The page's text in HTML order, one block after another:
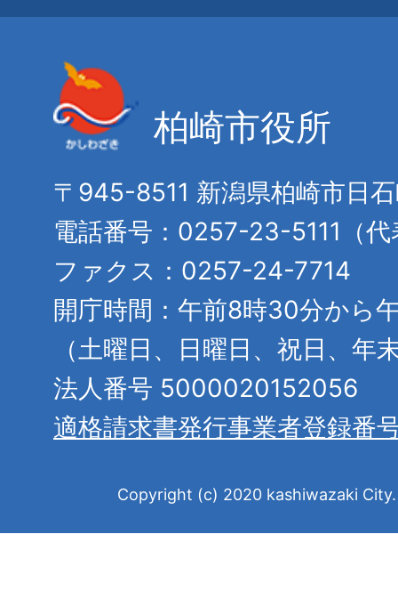
柏崎市役所
〒945-8511 新潟県柏崎市日
電話番号：0257-23-5111（代
ファクス：0257-24-7714
開庁時間：午前8時30分から
（土曜日、日曜日、祝日、年
法人番号 5000020152056
適格請求書発行事業者登録番
Copyright (c) 2020 kashiwazaki